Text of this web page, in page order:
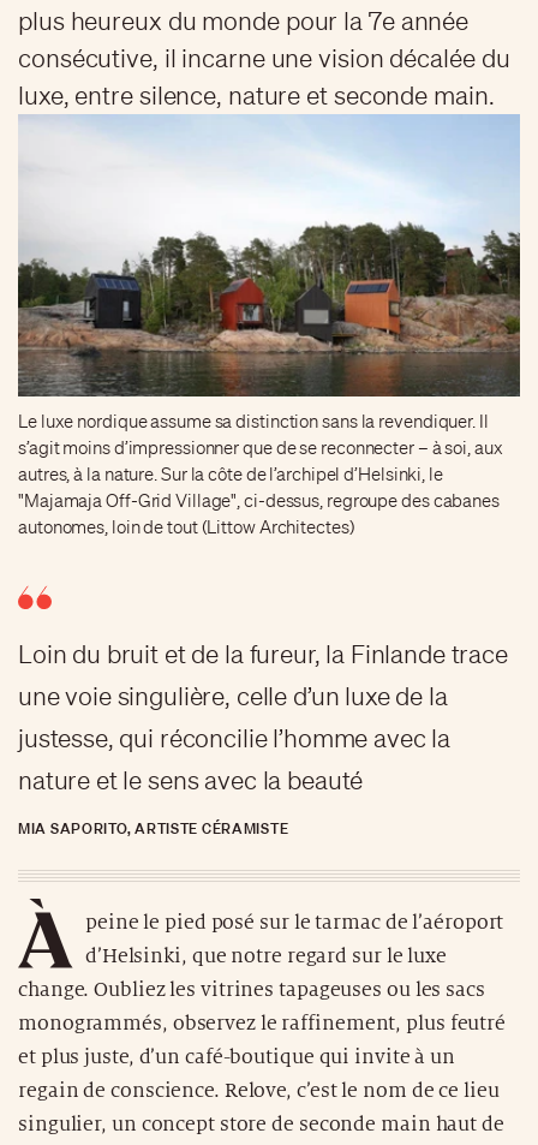
plus heureux du monde pour la 7e année
consécutive, il incarne une vision décalée du
luxe, entre silence, nature et seconde main.
Le luxe nordique assume sa distinction sans la revendiquer. Il
s’agit moins d’impressionner que de se reconnecter – à soi, aux
autres, à la nature. Sur la côte de l’archipel d’Helsinki, le
"Majamaja Off-Grid Village", ci-dessus, regroupe des cabanes
autonomes, loin de tout (Littow Architectes)
Loin du bruit et de la fureur, la Finlande trace
une voie singulière, celle d’un luxe de la
justesse, qui réconcilie l’homme avec la
nature et le sens avec la beauté
MIA SAPORITO, ARTISTE CÉRAMISTE
À
peine le pied posé sur le tarmac de l’aéroport
d’Helsinki, que notre regard sur le luxe
change. Oubliez les vitrines tapageuses ou les sacs
monogrammés, observez le raffinement, plus feutré
et plus juste, d’un café-boutique qui invite à un
regain de conscience. Relove, c’est le nom de ce lieu
singulier, un concept store de seconde main haut de